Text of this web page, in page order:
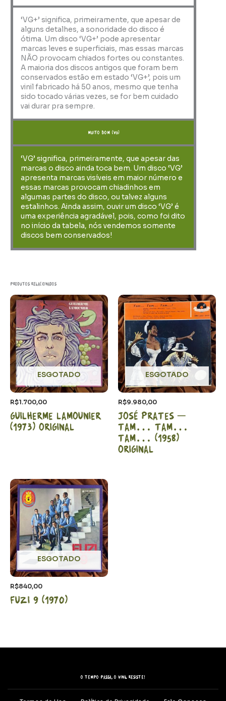
‘VG+’ significa, primeiramente, que apesar de
alguns detalhes, a sonoridade do disco é
ótima. Um disco ‘VG+’ pode apresentar
marcas leves e superficiais, mas essas marcas
NÃO provocam chiados fortes ou constantes.
A maioria dos discos antigos que foram bem
conservados estão em estado ‘VG+’, pois um
vinil fabricado há 50 anos, mesmo que tenha
sido tocado várias vezes, se for bem cuidado
vai durar pra sempre.
muito bom (VG)
‘VG’ significa, primeiramente, que apesar das
marcas o disco ainda toca bem. Um disco ‘VG’
apresenta marcas visíveis em maior número e
essas marcas provocam chiadinhos em
algumas partes do disco, ou talvez alguns
estalinhos. Ainda assim, ouvir um disco ‘VG’ é
uma experiência agradável, pois, como foi dito
no início da tabela, nós vendemos somente
discos bem conservados!
Produtos relacionados
ESGOTADO
R$1.700,00
Guilherme Lamounier
(1973) Original
ESGOTADO
R$9.980,00
José Prates –
Tam… Tam…
Tam… (1958)
Original
ESGOTADO
R$840,00
Fuzi 9 (1970)
O tempo passa, o vinil resiste!